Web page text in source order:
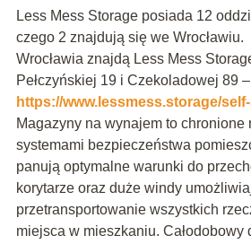
Less Mess Storage posiada 12
czego 2 znajdują się we
Wrocławia znajdą Less Mess
Pełczyńskiej 19 i Czekoladowej 89 –
https://www.lessmess.storage/
Magazyny na wynajem to chronione
systemami bezpieczeństwa
panują optymalne warunki do
korytarze oraz duże windy
przetransportowanie wszystkich
miejsca w mieszkaniu. Całodobowy